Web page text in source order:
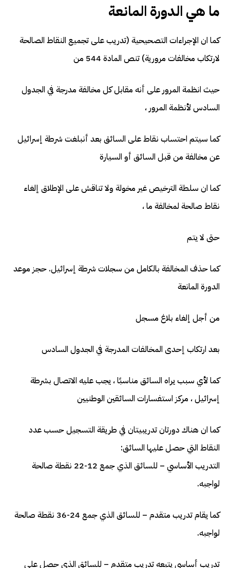
ما هي الدورة المانعة
كما ان الإجراءات التصحيحية (تدريب على تجميع النقاط الصالحة
لارتكاب مخالفات مرورية) تنص المادة 544 من
حيث انظمة المرور على أنه مقابل كل مخالفة مدرجة في الجدول
السادس لأنظمة المرور ،
كما سيتم احتساب نقاط على السائق بعد أنبلغت شرطة إسرائيل
عن مخالفة من قبل السائق أو السيارة
كما ان سلطة الترخيص غير مخولة ولا تناقش على الإطلاق إلغاء
نقاط صالحة لمخالفة ما ،
حتى لا يتم
كما حذف المخالفة بالكامل من سجلات شرطة إسرائيل. حجز موعد
الدورة المانعة
من أجل إلغاء بلاغ مسجل
بعد ارتكاب إحدى المخالفات المدرجة في الجدول السادس
كما لأي سبب يراه السائق مناسبًا ، يجب عليه الاتصال بشرطة
إسرائيل ، مركز استفسارات السائقين الوطنيين
كما ان هناك دورتان تدريبيتان في طريقة التسجيل حسب عدد
النقاط التي حصل عليها السائق:
التدريب الأساسي – للسائق الذي جمع 12-22 نقطة صالحة
لواجبه.
كما يقام تدريب متقدم – للسائق الذي جمع 24-36 نقطة صالحة
لواجبه.
تدريب أساسي يتبعه تدريب متقدم – للسائق الذي حصل على